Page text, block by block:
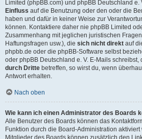
Limited (phpBB.com) und phpBB Deutschland e.
Einfluss auf die Benutzung oder den oder die
haben und dafür in keiner Weise zur
können. Kontaktiere daher nie phpBB Limited
Zusammenhang mit jeglichen juristischen
Haftungsfragen usw.), die sich nicht direkt auf
phpbb.de oder die phpBB-Software selbst
oder phpBB Deutschland e. V. E-Mails schreibst,
durch Dritte betreffen, so wirst du, wenn
Antwort erhalten.
Nach oben
Wie kann ich einen Administrator des Boards
Alle Benutzer des Boards können das
Funktion durch die Board-Administration aktiviert
Mitglieder des Boards können zusätzlich den